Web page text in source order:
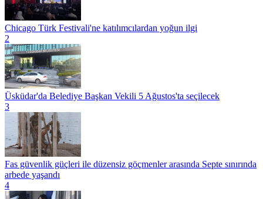
Chicago Türk Festivali'ne katılımcılardan yoğun ilgi
2
Üsküdar'da Belediye Başkan Vekili 5 Ağustos'ta seçilecek
3
Fas güvenlik güçleri ile düzensiz göçmenler arasında Septe sınırında
arbede yaşandı
4